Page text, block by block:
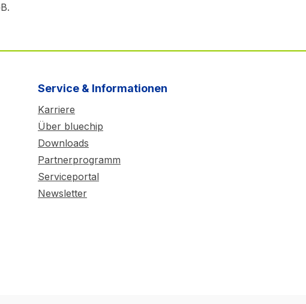
Service & Informationen
Karriere
Über bluechip
Downloads
Partnerprogramm
Serviceportal
Newsletter